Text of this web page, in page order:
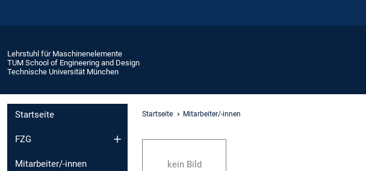
Lehrstuhl für Maschinenelemente
TUM School of Engineering and Design
Technische Universität München
Startseite
FZG
Mitarbeiter/-innen
Startseite Mitarbeiter/-innen
kein Bild